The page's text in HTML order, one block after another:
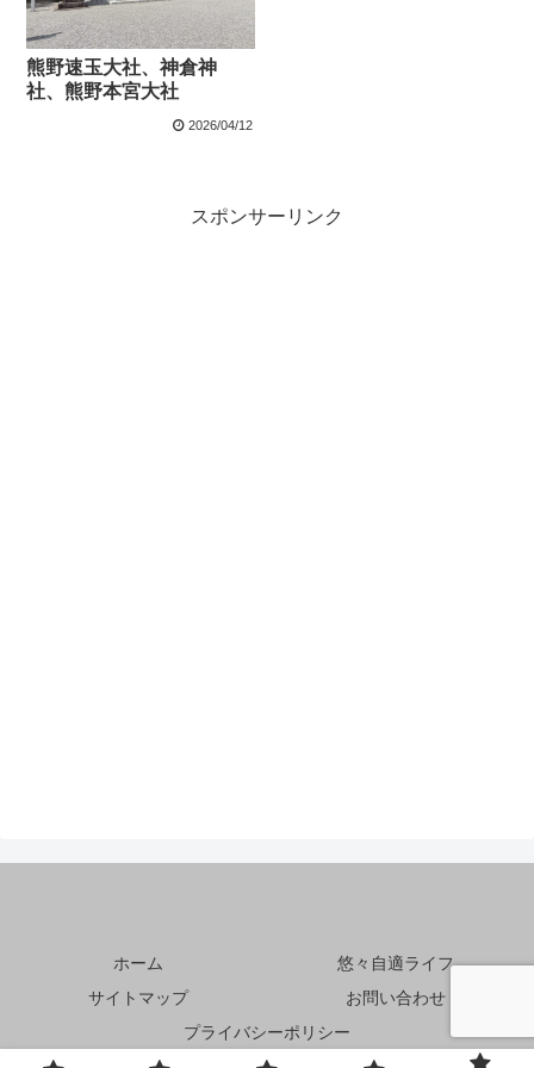
熊野速玉大社、神倉神
社、熊野本宮大社
2026/04/12
スポンサーリンク
ホーム
悠々自適ライフ
サイトマップ
お問い合わせ
プライバシーポリシー